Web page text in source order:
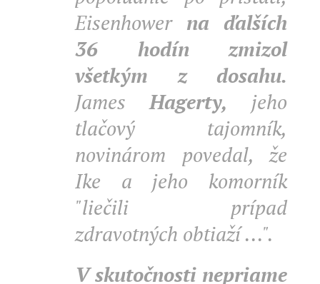
Eisenhower na ďalších
36 hodín zmizol
všetkým z dosahu.
JamesHagerty, jeho
tlačový tajomník,
novinárom povedal, že
Ike a jeho komorník
"liečili prípad
zdravotných obtiaží ...".
V skutočnosti nepriame